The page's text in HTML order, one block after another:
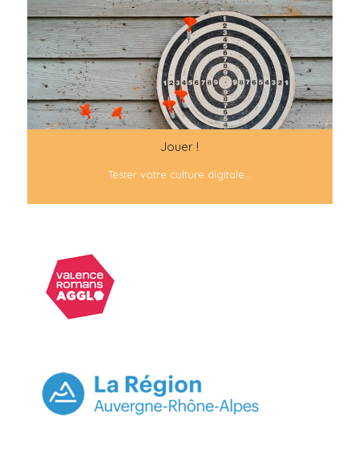
Jouer !
Tester votre culture digitale...
Ils soutiennent le Moulin Digital :